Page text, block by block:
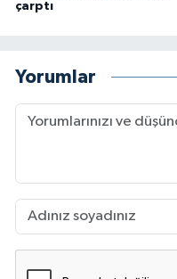
çarptı
Yorumlar